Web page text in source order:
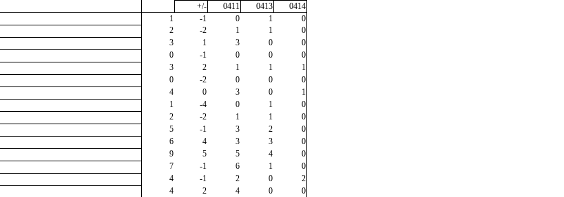
+/-
0411 0413
0414
1 -1 0 1
0
2 -2 1 1
0
3 1 3 0
0
0 -1 0 0
0
3 2 1 1
1
0 -2 0 0
0
4 0 3 0
1
1 -4 0 1
0
2 -2 1 1
0
5 -1 3 2
0
6 4 3 3
0
9 5 5 4
0
7 -1 6 1
0
4 -1 2 0
2
4 2 4 0
0